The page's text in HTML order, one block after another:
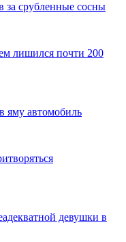
за срубленные сосны
лишился почти 200
яму автомобиль
девушки в